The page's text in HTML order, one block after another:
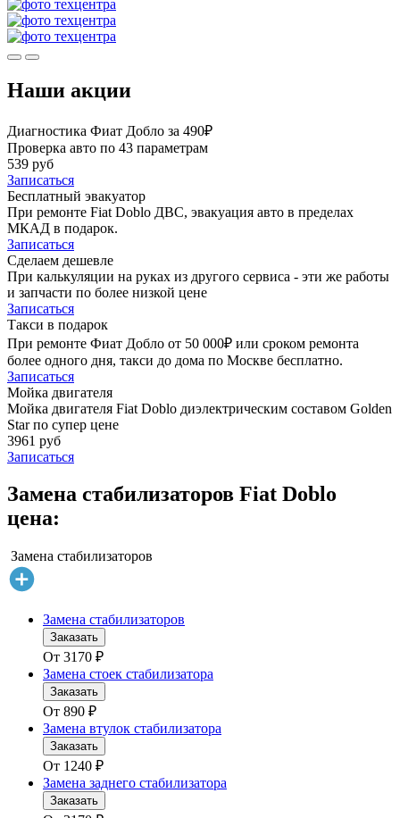
Наши акции
Диагностика Фиат Добло за 490₽
Проверка авто по 43 параметрам
539 руб
Записаться
Бесплатный эвакуатор
При ремонте Fiat Doblo ДВС, эвакуация авто в пределах
МКАД в подарок.
Записаться
Сделаем дешевле
При калькуляции на руках из другого сервиса - эти же работы
и запчасти по более низкой цене
Записаться
Такси в подарок
При ремонте Фиат Добло от 50 000₽ или сроком ремонта
более одного дня, такси до дома по Москве бесплатно.
Записаться
Мойка двигателя
Мойка двигателя Fiat Doblo диэлектрическим составом Golden
Star по супер цене
3961 руб
Записаться
Замена стабилизаторов Fiat Doblo
цена:
Замена стабилизаторов
Замена стабилизаторов
Заказать
От 3170 ₽
Замена стоек стабилизатора
Заказать
От 890 ₽
Замена втулок стабилизатора
Заказать
От 1240 ₽
Замена заднего стабилизатора
Заказать